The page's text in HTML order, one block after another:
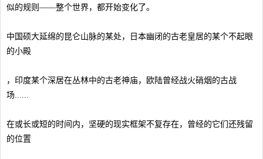
似的规则——整个世界，都开始变化了。
中国硕大延绵的昆仑山脉的某处，日本幽闭的古老皇居的某个不起眼
的小殿
，印度某个深居在丛林中的古老神庙，欧陆曾经战火硝烟的古战
场......
在或长或短的时间内，坚硬的现实框架不复存在，曾经的它们还残留
的位置